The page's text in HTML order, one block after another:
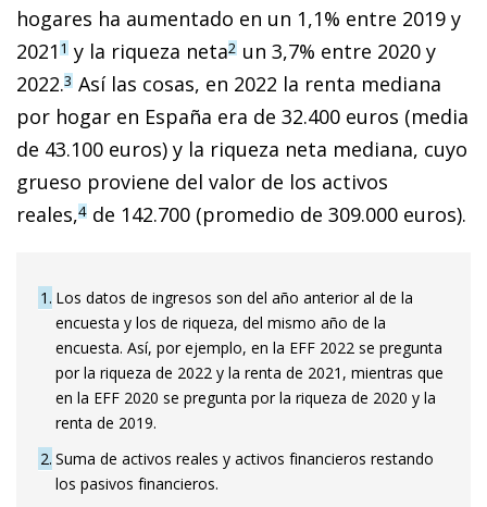
hogares ha aumentado en un 1,1% entre 2019 y
2021 1 y la riqueza neta2 un 3,7% entre 2020 y
2022.3 Así las cosas, en 2022 la renta mediana
por hogar en España era de 32.400 euros (media
de 43.100 euros) y la riqueza neta mediana, cuyo
grueso proviene del valor de los activos
reales,4 de 142.700 (promedio de 309.000 euros).
1 Los datos de ingresos son del año anterior al de la
encuesta y los de riqueza, del mismo año de la
encuesta. Así, por ejemplo, en la EFF 2022 se pregunta
por la riqueza de 2022 y la renta de 2021, mientras que
en la EFF 2020 se pregunta por la riqueza de 2020 y la
renta de 2019.
2 Suma de activos reales y activos financieros restando
los pasivos financieros.